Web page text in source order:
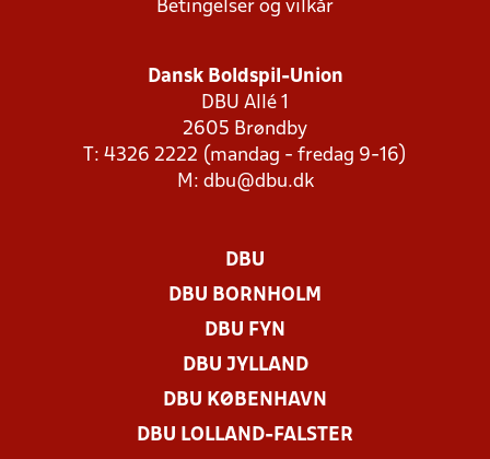
Betingelser og vilkår
Dansk Boldspil-Union
DBU Allé 1
2605 Brøndby
T: 4326 2222 (mandag - fredag 9-16)
M: dbu@dbu.dk
DBU
DBU BORNHOLM
DBU FYN
DBU JYLLAND
DBU KØBENHAVN
DBU LOLLAND-FALSTER